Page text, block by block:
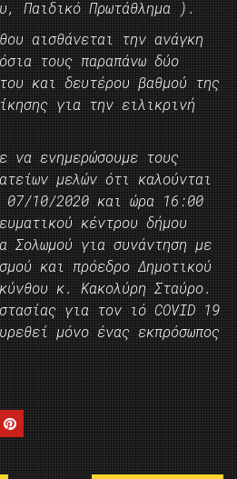
Παιδικό Πρωτάθλημα ).
αισθάνεται την ανάγκη
τους παραπάνω δύο
και δευτέρου βαθμού της
για την ειλικρινή
να ενημερώσουμε τους
μελών ότι καλούνται
07/10/2020 και ώρα 16:00
κέντρου δήμου
Σολωμού για συνάντηση με
και πρόεδρο Δημοτικού
κ. Κακολύρη Σταύρο.
για τον ιό COVID 19
μόνο ένας εκπρόσωπος